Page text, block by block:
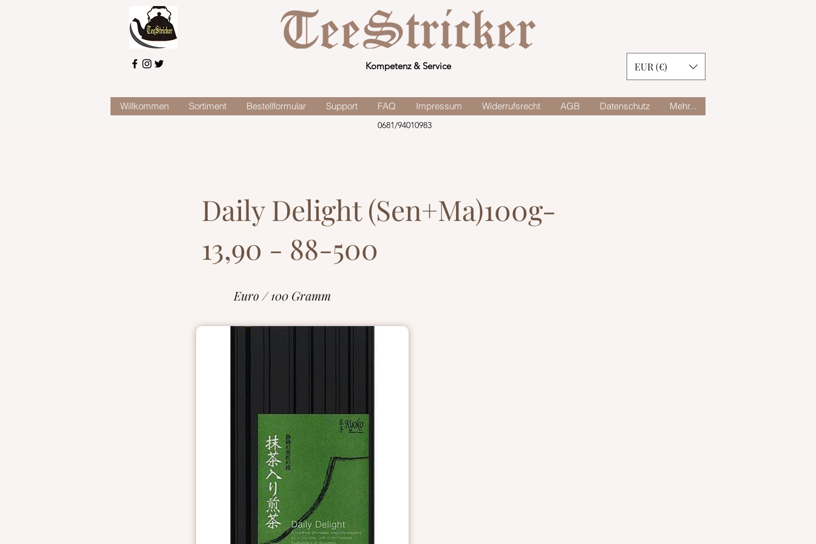
Kompetenz & Service EUR (€)
Willkommen Sortiment Bestellformular Support FAQ Impressum Widerrufsrecht AGB Datenschutz Mehr...
0681/94010983
Daily Delight (Sen+Ma)100g-
13,90 - 88-500
Euro / 100 Gramm